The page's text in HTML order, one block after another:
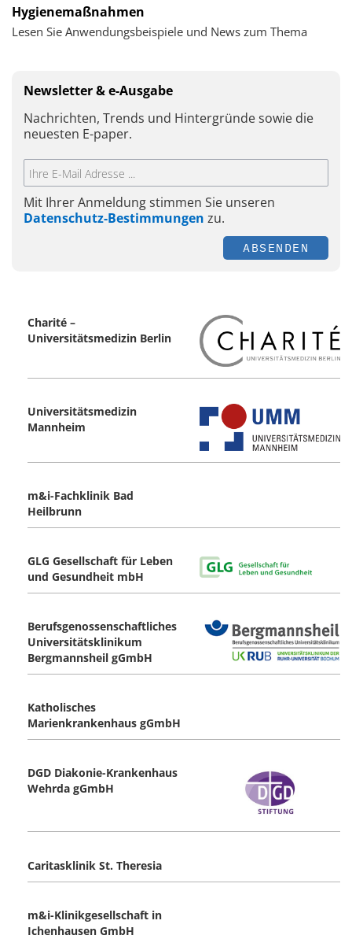
Hygienemaßnahmen
Lesen Sie Anwendungsbeispiele und News zum Thema
Newsletter & e-Ausgabe
Nachrichten, Trends und Hintergründe sowie die
neuesten E-paper.
Mit Ihrer Anmeldung stimmen Sie unseren
Datenschutz-Bestimmungen zu.
ABSENDEN
Charité –
Universitätsmedizin Berlin
Universitätsmedizin
Mannheim
m&i-Fachklinik Bad
Heilbrunn
GLG Gesellschaft für Leben
und Gesundheit mbH
Berufsgenossenschaftliches
Universitätsklinikum
Bergmannsheil gGmbH
Katholisches
Marienkrankenhaus gGmbH
DGD Diakonie-Krankenhaus
Wehrda gGmbH
Caritasklinik St. Theresia
m&i-Klinikgesellschaft in
Ichenhausen GmbH